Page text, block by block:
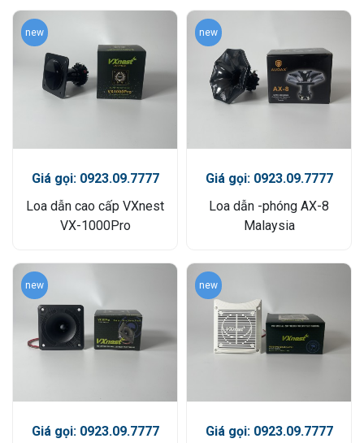
new
Giá gọi: 0923.09.7777
Loa dẫn cao cấp VXnest
VX-1000Pro
new
Giá gọi: 0923.09.7777
Loa dẫn -phóng AX-8
Malaysia
new
Giá gọi: 0923.09.7777
new
Giá gọi: 0923.09.7777